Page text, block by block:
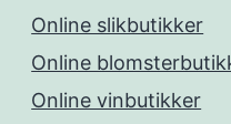
Online slikbutikker
Online
Online vinbutikker